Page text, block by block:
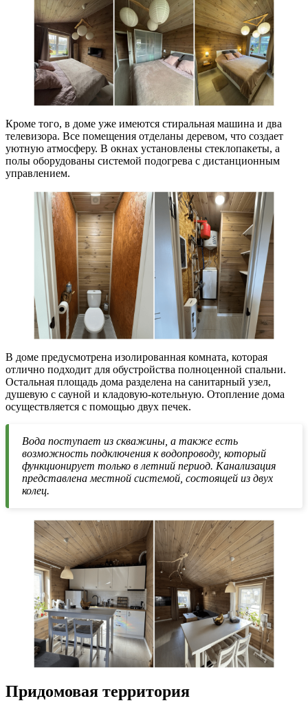
Кроме того, в доме уже имеются стиральная машина и два
телевизора. Все помещения отделаны деревом, что создает
уютную атмосферу. В окнах установлены стеклопакеты, а
полы оборудованы системой подогрева с дистанционным
управлением.
В доме предусмотрена изолированная комната, которая
отлично подходит для обустройства полноценной спальни.
Остальная площадь дома разделена на санитарный узел,
душевую с сауной и кладовую-котельную. Отопление дома
осуществляется с помощью двух печек.
Вода поступает из скважины, а также есть
возможность подключения к водопроводу, который
функционирует только в летний период. Канализация
представлена местной системой, состоящей из двух
колец.
Придомовая территория